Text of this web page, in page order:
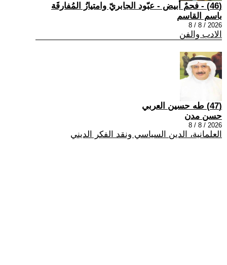
(46) - فحمٌ أبيض - عبّود الجابريّ وامتيازُ المُفارقَة
باسم القاسم
2026 / 8 / 8
الادب والفن
(47) طه حسين العربي
حسن مدن
2026 / 8 / 8
العلمانية، الدين السياسي ونقد الفكر الديني